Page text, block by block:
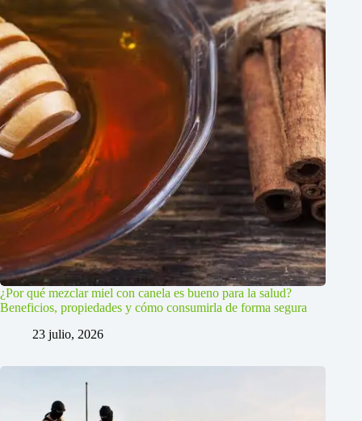
¿Por qué mezclar miel con canela es bueno para la salud?
Beneficios, propiedades y cómo consumirla de forma segura
23 julio, 2026